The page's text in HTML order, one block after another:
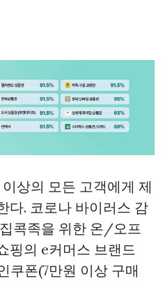
상의 모든 고객에게 제
다. 코로나 바이러스 감
콕족을 위한 온/오프
핑의 e커머스 브랜드
쿠폰(7만원 이상 구매